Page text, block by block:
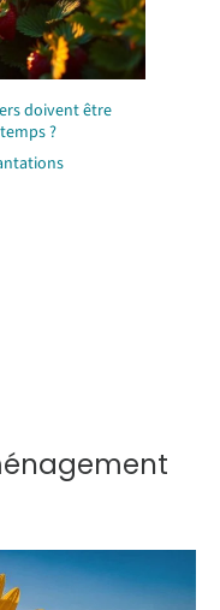
doivent être
?